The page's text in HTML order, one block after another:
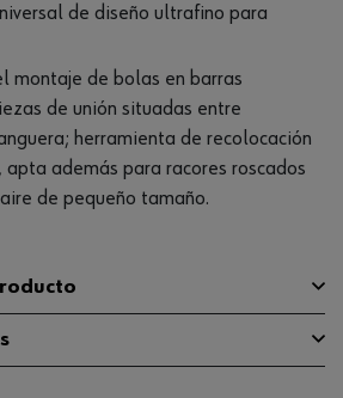
de diseño ultrafino para
montaje de bolas en barras
de unión situadas entre
herramienta de recolocación
además para racores roscados
de pequeño tamaño.
290 mm